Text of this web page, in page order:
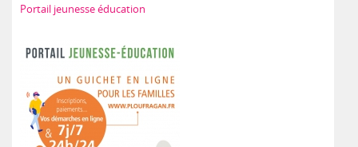
Portail jeunesse éducation